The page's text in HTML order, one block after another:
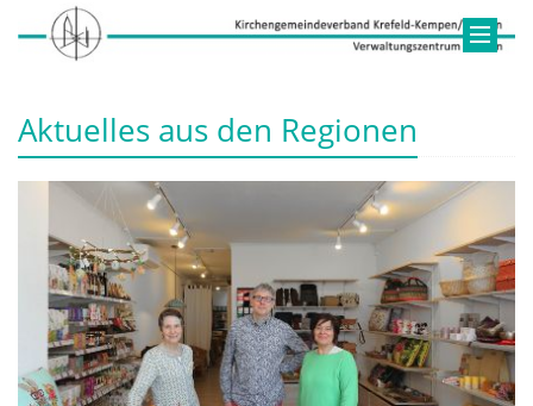
Aktuelles aus den Regionen